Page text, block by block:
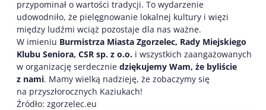
przypominał o wartości tradycji. To wydarzenie
udowodniło, że pielęgnowanie lokalnej kultury i więzi
między ludźmi wciąż pozostaje dla nas ważne.
W imieniu Burmistrza Miasta Zgorzelec, Rady Miejskiego
Klubu Seniora, CSR sp. z o.o. i wszystkich zaangażowanych
w organizację serdecznie dziękujemy Wam, że byliście
z nami. Mamy wielką nadzieję, że zobaczymy się
na przyszłorocznych Kaziukach!
Źródło: zgorzelec.eu